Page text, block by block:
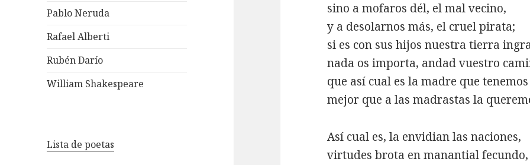
Pablo Neruda
Rafael Alberti
Rubén Darío
William Shakespeare
Lista de poetas
sino a mofaros dél, el mal vecino,
y a desolarnos más, el cruel pirata;
si es con sus hijos nuestra tierra
nada os importa, andad vuestro
que así cual es la madre que tenemos
mejor que a las madrastas la
Así cual es, la envidian las naciones,
virtudes brota en manantial fecundo,